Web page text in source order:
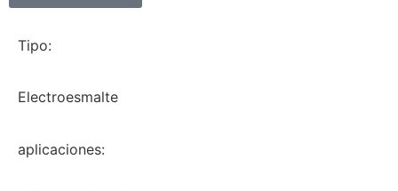
Tipo:
Electroesmalte
aplicaciones: